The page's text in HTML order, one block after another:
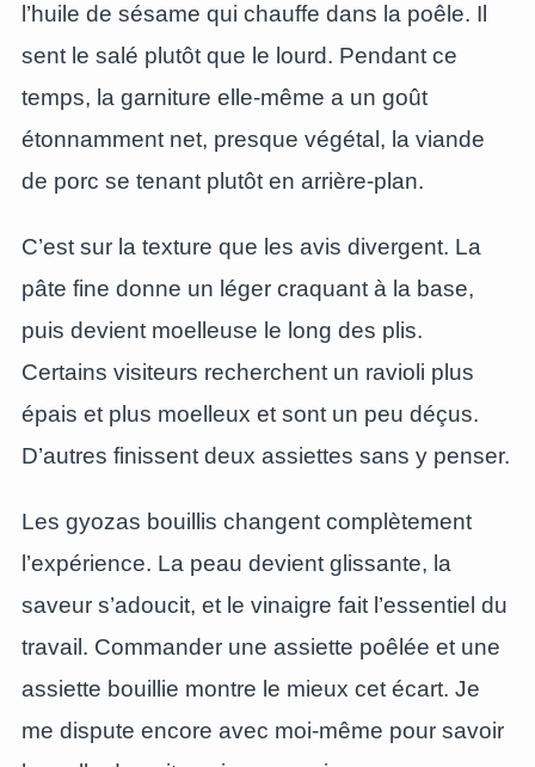
l’huile de sésame qui chauffe dans la poêle. Il
sent le salé plutôt que le lourd. Pendant ce
temps, la garniture elle-même a un goût
étonnamment net, presque végétal, la viande
de porc se tenant plutôt en arrière-plan.
C’est sur la texture que les avis divergent. La
pâte fine donne un léger craquant à la base,
puis devient moelleuse le long des plis.
Certains visiteurs recherchent un ravioli plus
épais et plus moelleux et sont un peu déçus.
D’autres finissent deux assiettes sans y penser.
Les gyozas bouillis changent complètement
l’expérience. La peau devient glissante, la
saveur s’adoucit, et le vinaigre fait l’essentiel du
travail. Commander une assiette poêlée et une
assiette bouillie montre le mieux cet écart. Je
me dispute encore avec moi-même pour savoir